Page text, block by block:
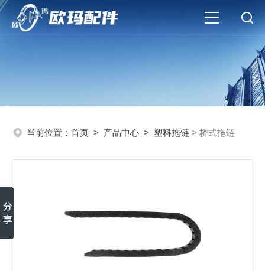
当前位置： 首页 > 产品中心 > 塑料拖链 > 桥式拖链